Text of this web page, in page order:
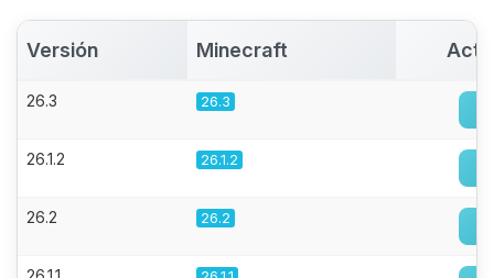
Versión Minecraft
26.3 26.3
26.1.2 26.1.2
26.2 26.2